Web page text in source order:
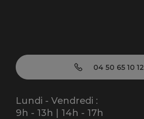
04 50 65 10 12
Lundi - Vendredi :
9h - 13h | 14h - 17h